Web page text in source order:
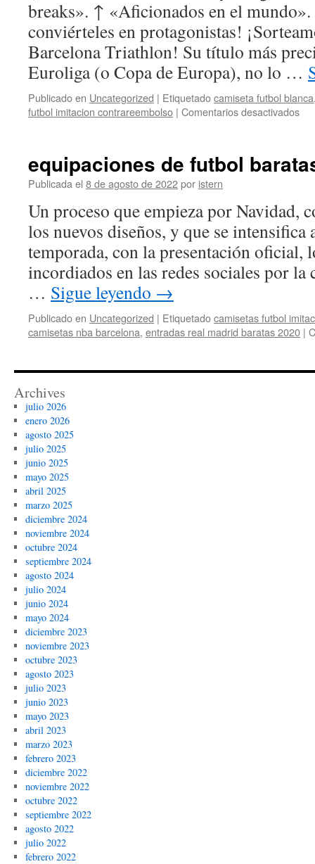
breaks». ↑ «Aficionados en el
conviérteles en protagonistas!
Barcelona Triathlon! Su título más
Euroliga (o Copa de Europa), no lo …
Publicado en Uncategorized | Etiquetadocamiseta futbol blanca
futbol imitacion contrareembolso | Comentarios desactivadosen
equipaciones de futbol
Publicada el 8 de agosto de 2022por istern
Un proceso que empieza por Navidad,
los nuevos diseños, y que se intensifica
temporada, con la presentación oficial,
incordiados en las redes sociales por la
… Sigue leyendo →
Publicado en Uncategorized | Etiquetadocamisetas futbol
camisetas nba barcelona, entradas real madrid baratas 2020 |
Archives
julio 2026
enero 2026
agosto 2025
julio 2025
junio 2025
mayo 2025
abril 2025
marzo 2025
diciembre 2024
noviembre 2024
octubre 2024
septiembre 2024
agosto 2024
julio 2024
junio 2024
mayo 2024
diciembre 2023
noviembre 2023
octubre 2023
agosto 2023
julio 2023
junio 2023
mayo 2023
abril 2023
marzo 2023
febrero 2023
diciembre 2022
noviembre 2022
octubre 2022
septiembre 2022
agosto 2022
julio 2022
febrero 2022